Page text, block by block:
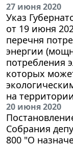
27 июня 2020
Указ
от 19 июня
перечня
энергии
потребления
которых
на
20 июня 2020
Собрания
800 "О